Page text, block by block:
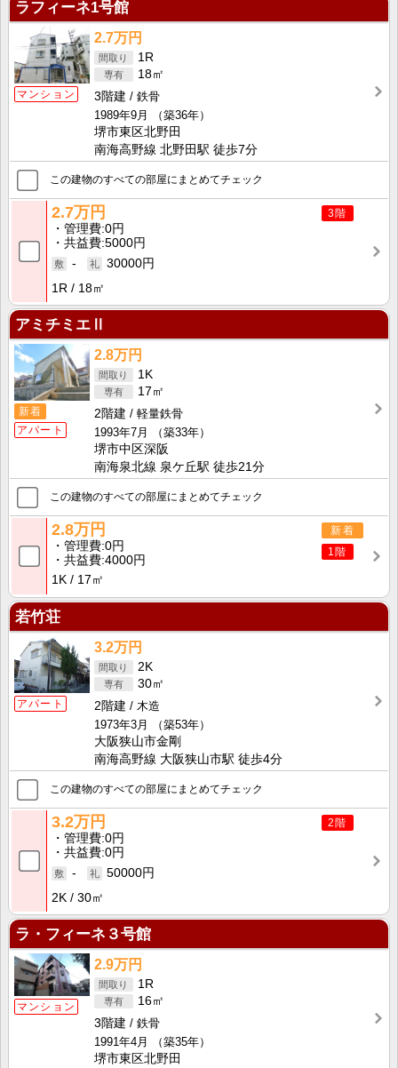
ラフィーネ1号館
マンション
2.7万円
1R
18㎡
3階建
鉄骨
1989年9月
（築36年）
堺市東区北野田
南海高野線 北野田駅 徒歩7分
この建物のすべての部屋にまとめてチェック
3階
2.7万円
管理費 0円
共益費 5000円
-
30000円
1R
18㎡
アミチミエⅡ
新着
アパート
2.8万円
1K
17㎡
2階建
軽量鉄骨
1993年7月
（築33年）
堺市中区深阪
南海泉北線 泉ケ丘駅 徒歩21分
この建物のすべての部屋にまとめてチェック
新着
1階
2.8万円
管理費 0円
共益費 4000円
1K
17㎡
若竹荘
アパート
3.2万円
2K
30㎡
2階建
木造
1973年3月
（築53年）
大阪狭山市金剛
南海高野線 大阪狭山市駅 徒歩4分
この建物のすべての部屋にまとめてチェック
2階
3.2万円
管理費 0円
共益費 0円
-
50000円
2K
30㎡
ラ・フィーネ３号館
マンション
2.9万円
1R
16㎡
3階建
鉄骨
1991年4月
（築35年）
堺市東区北野田